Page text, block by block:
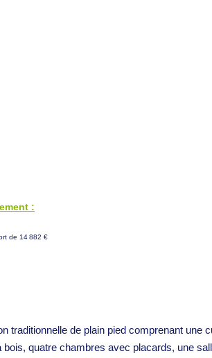
:
de 14 882 €
traditionnelle de plain pied comprenant une
quatre chambres avec placards, une